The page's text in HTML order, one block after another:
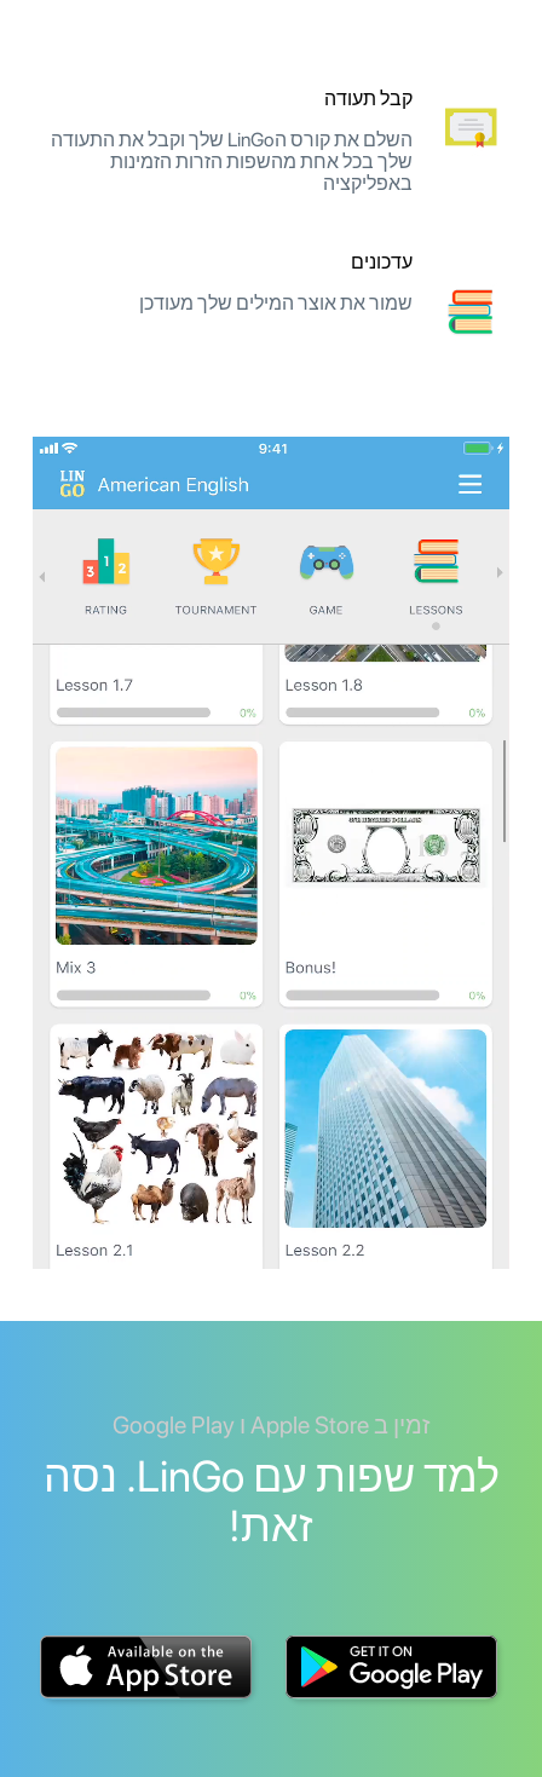
קבל תעודה
השלם את קורס הLinGo שלך וקבל את התעודה
שלך בכל אחת מהשפות הזרות הזמינות
באפליקציה
עדכונים
שמור את אוצר המילים שלך מעודכן
זמין ב Apple Store ו Google Play
למד שפות עם LinGo. נסה
זאת!